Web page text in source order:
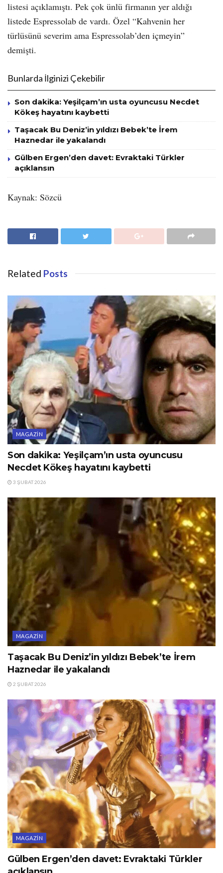
listesi açıklamıştı. Pek çok ünlü firmanın yer aldığı
listede Espressolab de vardı. Özel “Kahvenin her
türlüsünü severim ama Espressolab’den içmeyin”
demişti.
Bunlarda İlginizi Çekebilir
Son dakika: Yeşilçam’ın usta oyuncusu Necdet
Kökeş hayatını kaybetti
Taşacak Bu Deniz’in yıldızı Bebek’te İrem
Haznedar ile yakalandı
Gülben Ergen’den davet: Evraktaki Türkler
açıklansın
Kaynak: Sözcü
Related Posts
MAGAZIN
Son dakika: Yeşilçam’ın usta oyuncusu
Necdet Kökeş hayatını kaybetti
3 ŞUBAT 2026
MAGAZIN
Taşacak Bu Deniz’in yıldızı Bebek’te İrem
Haznedar ile yakalandı
2 ŞUBAT 2026
MAGAZIN
Gülben Ergen’den davet: Evraktaki Türkler